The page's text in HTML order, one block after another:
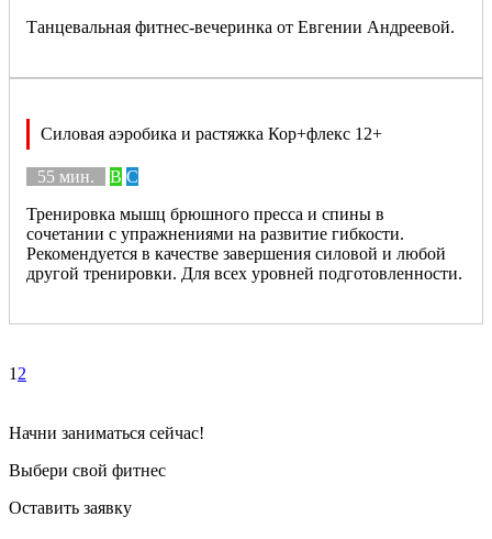
Танцевальная фитнес-вечеринка от Евгении Андреевой.
Силовая аэробика и растяжка Кор+флекс 12+
55 мин. B C
Тренировка мышц брюшного пресса и спины в
сочетании с упражнениями на развитие гибкости.
Рекомендуется в качестве завершения силовой и любой
другой тренировки. Для всех уровней подготовленности.
1 2
Начни заниматься сейчас!
Выбери свой фитнес
Оставить заявку